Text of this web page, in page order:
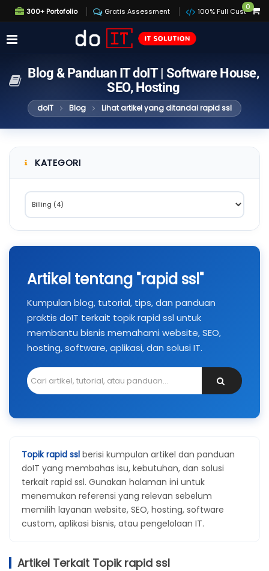
300+ Portofolio Gratis Assessment 100% Full Custom
0
Blog & Panduan IT doIT | Software House,
SEO, Hosting
doIT Blog Lihat artikel yang ditandai rapid ssl
KATEGORI
Artikel tentang "rapid ssl"
Kumpulan blog, tutorial, tips, dan panduan
praktis doIT terkait topik rapid ssl untuk
membantu bisnis memahami website, SEO,
hosting, software, aplikasi, dan solusi IT.
Topik rapid ssl berisi kumpulan artikel dan panduan
doIT yang membahas isu, kebutuhan, dan solusi
terkait rapid ssl. Gunakan halaman ini untuk
menemukan referensi yang relevan sebelum
memilih layanan website, SEO, hosting, software
custom, aplikasi bisnis, atau pengelolaan IT.
Artikel Terkait Topik rapid ssl